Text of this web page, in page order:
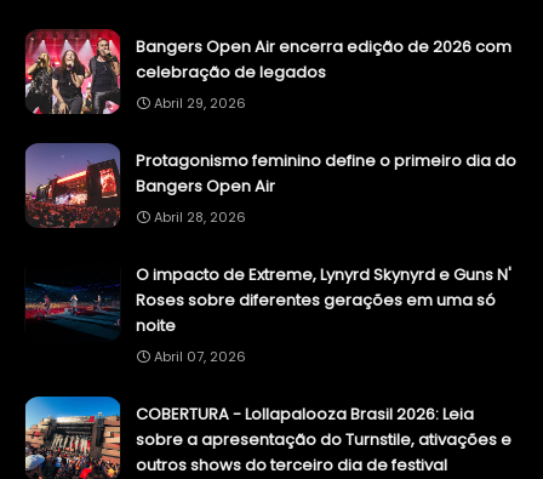
Bangers Open Air encerra edição de 2026 com
celebração de legados
Abril 29, 2026
Protagonismo feminino define o primeiro dia do
Bangers Open Air
Abril 28, 2026
O impacto de Extreme, Lynyrd Skynyrd e Guns N'
Roses sobre diferentes gerações em uma só
noite
Abril 07, 2026
COBERTURA - Lollapalooza Brasil 2026: Leia
sobre a apresentação do Turnstile, ativações e
outros shows do terceiro dia de festival